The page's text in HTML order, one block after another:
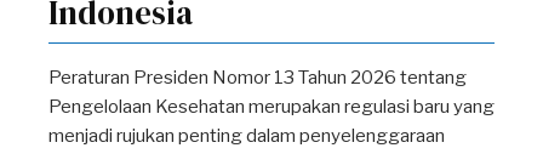
Indonesia
Peraturan Presiden Nomor 13 Tahun 2026 tentang
Pengelolaan Kesehatan merupakan regulasi baru yang
menjadi rujukan penting dalam penyelenggaraan